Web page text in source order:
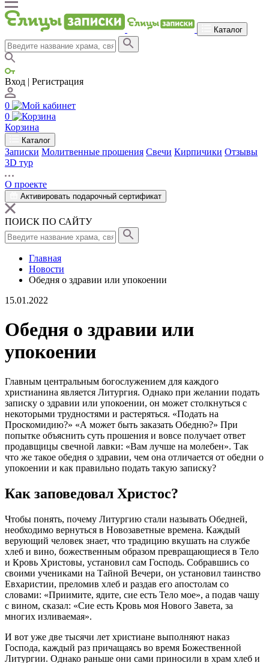
Каталог
Вход | Регистрация
0
0
Корзина
Каталог
Записки Молитвенные прошения Свечи Кирпичики Отзывы
3D тур
О проекте
Активировать подарочный сертификат
ПОИСК ПО САЙТУ
Главная
Новости
Обедня о здравии или упокоении
15.01.2022
Обедня о здравии или
упокоении
Главным центральным богослужением для каждого
христианина является Литургия. Однако при желании подать
записку о здравии или упокоении, он может столкнуться с
некоторыми трудностями и растеряться. «Подать на
Проскомидию?» «А может быть заказать Обедню?» При
попытке объяснить суть прошения и вовсе получает ответ
продавщицы свечной лавки: «Вам лучше на молебен». Так
что же такое обедня о здравии, чем она отличается от обедни о
упокоении и как правильно подать такую записку?
Как заповедовал Христос?
Чтобы понять, почему Литургию стали называть Обедней,
необходимо вернуться в Новозаветные времена. Каждый
верующий человек знает, что традицию вкушать на службе
хлеб и вино, божественным образом превращающиеся в Тело
и Кровь Христовы, установил сам Господь. Собравшись со
своими учениками на Тайной Вечери, он установил таинство
Евхаристии, преломив хлеб и раздав его апостолам со
словами: «Приимите, ядите, сие есть Тело мое», а подав чашу
с вином, сказал: «Сие есть Кровь моя Нового Завета, за
многих изливаемая».
И вот уже две тысячи лет христиане выполняют наказ
Господа, каждый раз причащаясь во время Божественной
Литургии. Однако раньше они сами приносили в храм хлеб и